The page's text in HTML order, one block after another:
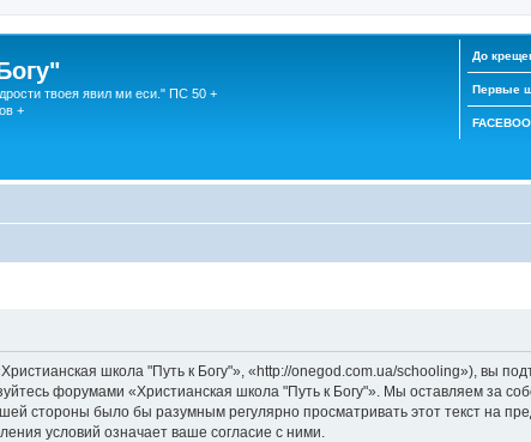
твоея явил ми еси." ПС 50 +
+
До
Первые
школа "Путь к Богу"», «http://onegod.com.ua/schooling»), вы
форумами «Христианская школа "Путь к Богу"». Мы оставляем за
стороны было бы разумным регулярно просматривать этот текст на
условий означает ваше согласие с ними.